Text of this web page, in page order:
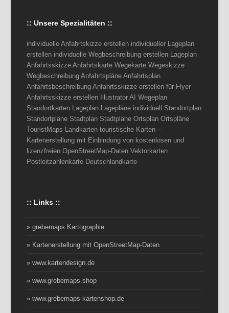
:: Unsere Spezialitäten ::
individuelle Anfahrtskizze erstellen individueller Lageplan
erstellen individuelle Wegbeschreibung erstellen Lageplan
Anfahrtsskizze Anfahrtskarte Wegekarte Wegeskizze
Wegbeschreibung Anfahrtspläne Anfahrtsplan
Anfahrtsbeschreibung Anfahrtsskizze erstellen für Flyer
Anfahrtsskizze erstellen Illustrator AI Wegeplan
Standortkarten Lageplan Lagepläne individuell Standortplan
Standortpläne Stadtplan Stadtpläne Ortsplan Ortspläne
TouristMaps Landkarten touristische Karten –
Kartenerstellung mit Einbindung von kostenlosen und
lizenzfreien OpenStreetMap-Daten Vektorkarten
Postleitzahlenkarte Deutschlandkarte
:: Links ::
» grebemaps Kartographie
» Kartenerstellung mit OpenStreetMap-Daten
» www.kartendesign.de
» www.grebemaps.shop
» www.grebemaps-kartenshop.de